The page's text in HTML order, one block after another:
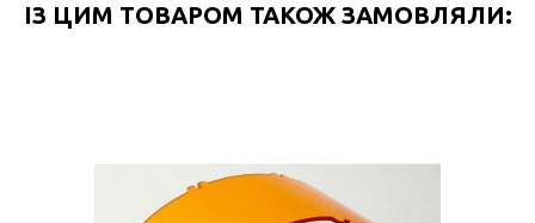
ІЗ ЦИМ ТОВАРОМ ТАКОЖ ЗАМОВЛЯЛИ: